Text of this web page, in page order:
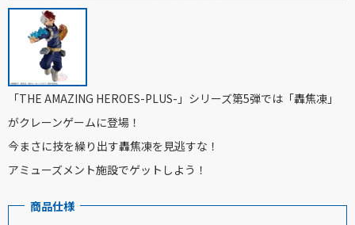
「THE AMAZING HEROES-PLUS-」シリーズ第5弾では「轟焦凍」
がクレーンゲームに登場！
今まさに技を繰り出す轟焦凍を見逃すな！
アミューズメント施設でゲットしよう！
商品仕様